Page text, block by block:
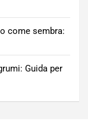
come sembra:
Guida per